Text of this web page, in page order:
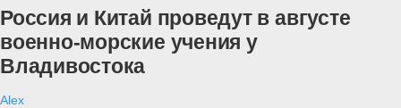
Россия и Китай проведут в августе
военно-морские учения у
Владивостока
Alex